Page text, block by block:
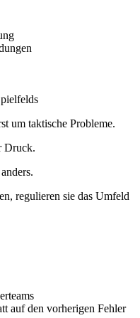
um taktische Probleme.
Druck.
regulieren sie das Umfeld
auf den vorherigen Fehler